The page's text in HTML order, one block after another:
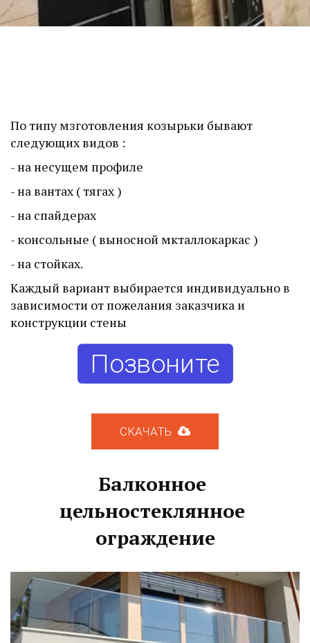
По типу мзготовления козырьки бывают
следующих видов :
- на несущем профиле
- на вантах ( тягах )
- на спайдерах
- консольные ( выносной мкталлокаркас )
- на стойках.
Каждый вариант выбирается индивидуально в
зависимости от пожелания заказчика и
конструкции стены
Позвоните
СКАЧАТЬ
Балконное
цельностеклянное
ограждение